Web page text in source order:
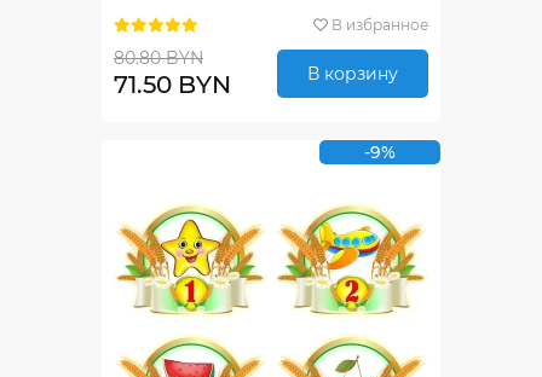
В избранное
80.80 BYN
71.50 BYN В корзину
-9%